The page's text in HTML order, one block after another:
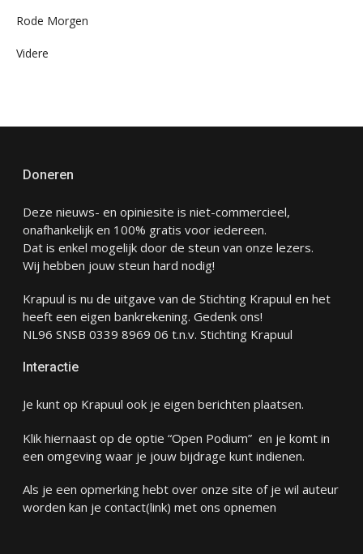
Rode Morgen
Videre
Doneren
Deze nieuws- en opiniesite is niet-commercieel,
onafhankelijk en 100% gratis voor iedereen.
Dat is enkel mogelijk door de steun van onze lezers.
Wij hebben jouw steun hard nodig!
Krapuul is nu de uitgave van de Stichting Krapuul en het
heeft een eigen bankrekening. Gedenk ons!
NL96 SNSB 0339 8969 06 t.n.v. Stichting Krapuul
Interactie
Je kunt op Krapuul ook je eigen berichten plaatsen.
Klik hiernaast op de optie “Open Podium” en je komt in
een omgeving waar je jouw bijdrage kunt indienen.
Als je een opmerking hebt over onze site of je wil auteur
worden kan je contact(link) met ons opnemen